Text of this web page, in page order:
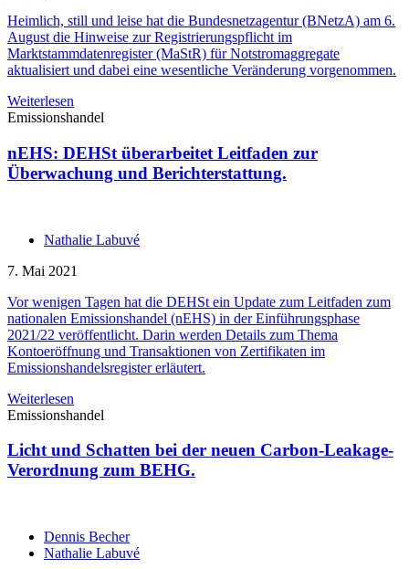
Heimlich, still und leise hat die Bundesnetzagentur (BNetzA) am 6.
August die Hinweise zur Registrierungspflicht im
Marktstammdatenregister (MaStR) für Notstromaggregate
aktualisiert und dabei eine wesentliche Veränderung vorgenommen.
Weiterlesen
Emissionshandel
nEHS: DEHSt überarbeitet Leitfaden zur
Überwachung und Berichterstattung.
Nathalie Labuvé
7. Mai 2021
Vor wenigen Tagen hat die DEHSt ein Update zum Leitfaden zum
nationalen Emissionshandel (nEHS) in der Einführungsphase
2021/22 veröffentlicht. Darin werden Details zum Thema
Kontoeröffnung und Transaktionen von Zertifikaten im
Emissionshandelsregister erläutert.
Weiterlesen
Emissionshandel
Licht und Schatten bei der neuen Carbon-Leakage-
Verordnung zum BEHG.
Dennis Becher
Nathalie Labuvé